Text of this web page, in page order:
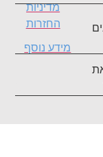
מדיניות
החזרות
מידע נוסף